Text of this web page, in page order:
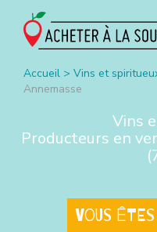
Accueil > Vins et
Annemasse
Vins
Producteurs en
(
Vous